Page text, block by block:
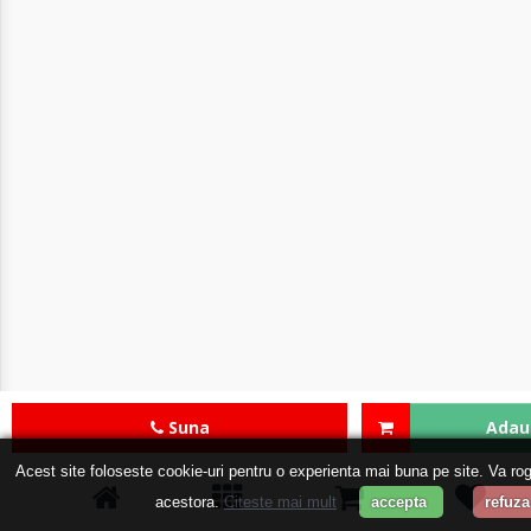
Acest site foloseste cookie-uri pentru o experienta mai buna pe site. Va
acestora. Citeste mai mult accepta refuza
Suna